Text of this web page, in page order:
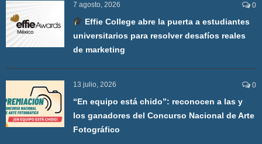
7 agosto, 2026 0
Effie College abre la puerta a estudiantes
universitarios para resolver desafíos reales
de marketing
13 julio, 2026 0
“En equipo está chido”: reconocen a las y
los ganadores del Concurso Nacional de Arte
Fotográfico